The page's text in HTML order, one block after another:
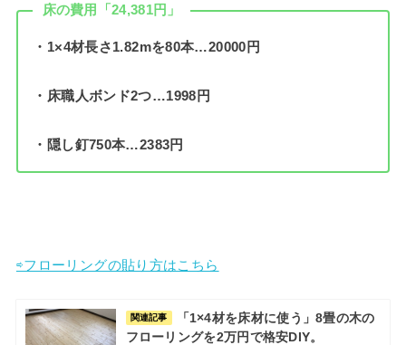
床の費用「24,381円」
・1×4材長さ1.82mを80本…20000円
・床職人ボンド2つ…1998円
・隠し釘750本…2383円
⇨フローリングの貼り方はこちら
関連記事
「1×4材を床材に使う」8畳の木の
フローリングを2万円で格安DIY。